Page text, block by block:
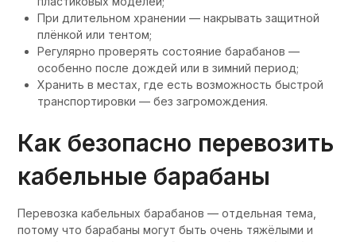
При длительном хранении — накрывать защитной
плёнкой или тентом;
Регулярно проверять состояние барабанов —
особенно после дождей или в зимний период;
Хранить в местах, где есть возможность быстрой
транспортировки — без загромождения.
Как безопасно перевозить
кабельные барабаны
Перевозка кабельных барабанов — отдельная тема,
потому что барабаны могут быть очень тяжёлыми и